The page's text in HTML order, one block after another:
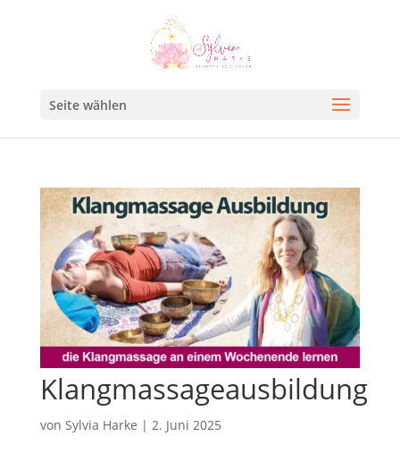
Seite wählen
Klangmassageausbildung
von Sylvia Harke | 2. Juni 2025